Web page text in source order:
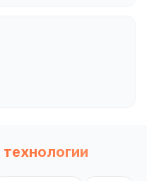
технологии